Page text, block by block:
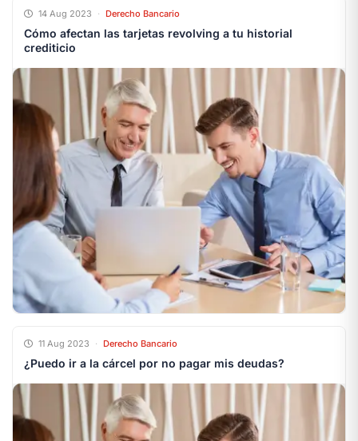
14 Aug 2023 · Derecho Bancario
Cómo afectan las tarjetas revolving a tu historial
crediticio
11 Aug 2023 · Derecho Bancario
¿Puedo ir a la cárcel por no pagar mis deudas?